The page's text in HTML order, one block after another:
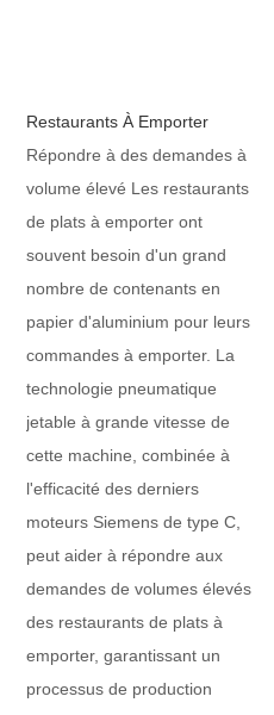
Restaurants À Emporter
Répondre à des demandes à
volume élevé Les restaurants
de plats à emporter ont
souvent besoin d'un grand
nombre de contenants en
papier d'aluminium pour leurs
commandes à emporter. La
technologie pneumatique
jetable à grande vitesse de
cette machine, combinée à
l'efficacité des derniers
moteurs Siemens de type C,
peut aider à répondre aux
demandes de volumes élevés
des restaurants de plats à
emporter, garantissant un
processus de production